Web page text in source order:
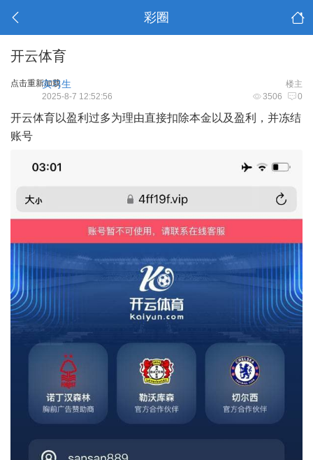
彩圈
开云体育
点击重新加载 楼主
实习生
3506 0
2025-8-7 12:52:56
开云体育以盈利过多为理由直接扣除本金以及盈利，并冻结
账号